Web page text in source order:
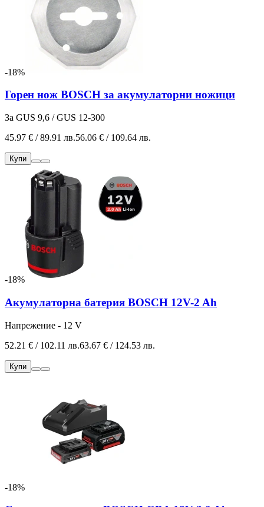
-18%
Горен нож BOSCH за акумулаторни ножици
За GUS 9,6 / GUS 12-300
45.97 € / 89.91 лв.56.06 € / 109.64 лв.
Купи
-18%
Акумулаторна батерия BOSCH 12V-2 Ah
Напрежение - 12 V
52.21 € / 102.11 лв.63.67 € / 124.53 лв.
Купи
-18%